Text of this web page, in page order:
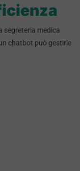
segreteria medica
chatbot può gestirle